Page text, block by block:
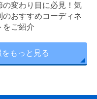
の変わり目に必見！気
のおすすめコーディネ
をご紹介
もっと見る